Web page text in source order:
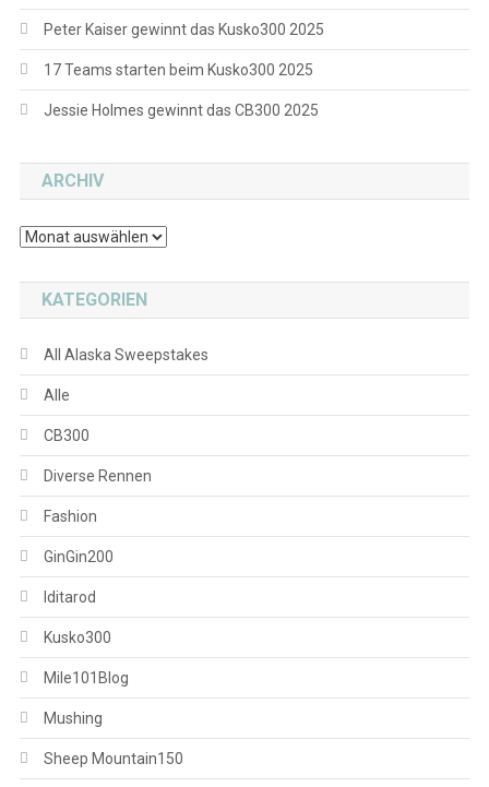
Peter Kaiser gewinnt das Kusko300 2025
17 Teams starten beim Kusko300 2025
Jessie Holmes gewinnt das CB300 2025
ARCHIV
Archiv
KATEGORIEN
All Alaska Sweepstakes
Alle
CB300
Diverse Rennen
Fashion
GinGin200
Iditarod
Kusko300
Mile101Blog
Mushing
Sheep Mountain150